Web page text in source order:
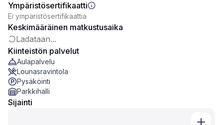
Ympäristösertifikaatti
Ei ympäristösertifikaattia
Keskimääräinen matkustusaika
Ladataan...
Kiinteistön palvelut
Aulapalvelu
Lounasravintola
Pysäköinti
Parkkihalli
Sijainti